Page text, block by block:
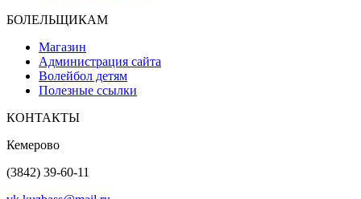
БОЛЕЛЬЩИКАМ
Магазин
Администрация сайта
Волейбол детям
Полезные ссылки
КОНТАКТЫ
Кемерово
(3842) 39-60-11